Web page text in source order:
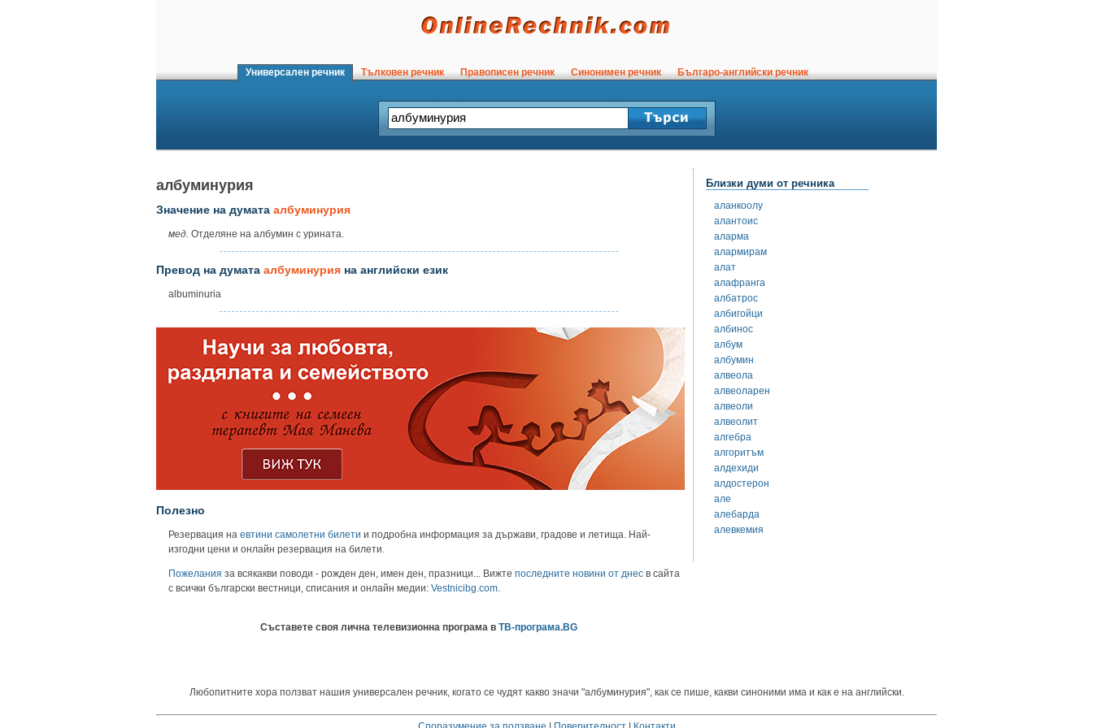
Универсален речник Тълковен речник Правописен речник Синонимен речник Българо-английски речник
албуминурия
Значение на думата албуминурия
мед. Отделяне на албумин с урината.
Превод на думата албуминурия на английски език
albuminuria
Полезно
Резервация на евтини самолетни билети и подробна информация за държави, градове и летища. Най-
изгодни цени и онлайн резервация на билети.
Пожелания за всякакви поводи - рожден ден, имен ден, празници... Вижте последните новини от днес в сайта
с всички български вестници, списания и онлайн медии: Vestnicibg.com.
Съставете своя лична телевизионна програма в ТВ-програма.BG
Близки думи от речника
аланкоолу
алантоис
аларма
алармирам
алат
алафранга
албатрос
албигойци
албинос
албум
албумин
алвеола
алвеоларен
алвеоли
алвеолит
алгебра
алгоритъм
алдехиди
алдостерон
але
алебарда
алевкемия
Любопитните хора ползват нашия универсален речник, когато се чудят какво значи "албуминурия", как се пише, какви синоними има и как е на английски.